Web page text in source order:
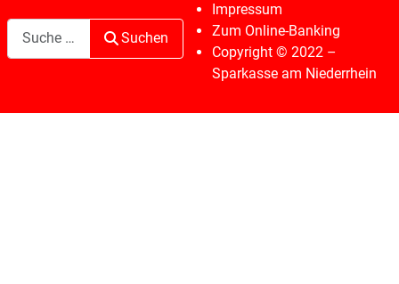
Suchen
Suchen
Impressum
Zum Online-Banking
Copyright © 2022 –
Sparkasse am Niederrhein